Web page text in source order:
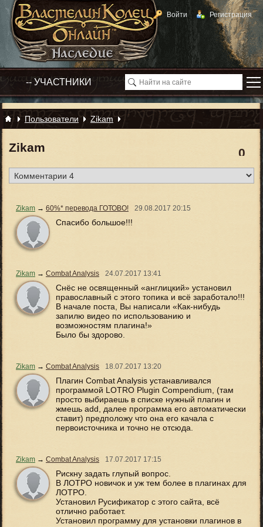
Войти Регистрация
Пользователи Zikam
0
Zikam
Zikam → 60%* перевода ГОТОВО! 29.08.2017 20:15
Спасибо большое!!!
Zikam → Combat Analysis 24.07.2017 13:41
Снёс не освященный «англицкий» установил
православный с этого топика и всё заработало!!!
В начале поста, Вы написали «Как-нибудь
запилю видео по использованию и
возможностям плагина!»
Было бы здорово.
Zikam → Combat Analysis 18.07.2017 13:20
Плагин Combat Analysis устанавливался
программой LOTRO Plugin Compendium, (там
просто выбираешь в списке нужный плагин и
жмешь add, далее программа его автоматически
ставит) предположу что она его качала с
первоисточника и точно не отсюда.
Zikam → Combat Analysis 17.07.2017 17:15
Рискну задать глупый вопрос.
В ЛОТРО новичок и уж тем более в плагинах для
ЛОТРО.
Установил Русификатор с этого сайта, всё
отлично работает.
Установил программу для установки плагинов в